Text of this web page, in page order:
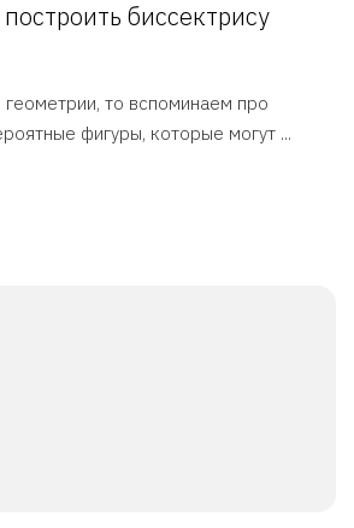
биссектрису
то вспоминаем про
фигуры, которые могут ...